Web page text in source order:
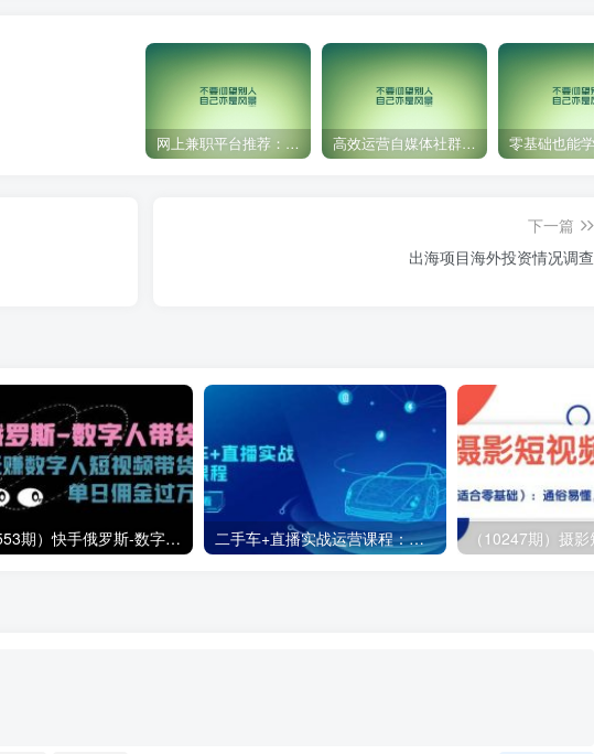
网上兼职平台推荐：国外网赚任务！ 高效运营自媒体社群，让内容更有价值！
下一篇
出海项目海外投资情况调查
（11553期）快手俄罗斯-数字人带货，带你玩赚数字人短视频带货，单日佣金过万 二手车+直播实战运营课程：直播推荐/短视频推荐/千川投放/直播全流程